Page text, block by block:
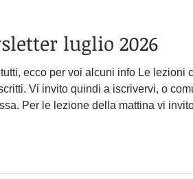
Shaktimove Studio Yoga Newsletter luglio 2026
Le lezioni continueranno fino al 28
Per le lezione della mattina vi